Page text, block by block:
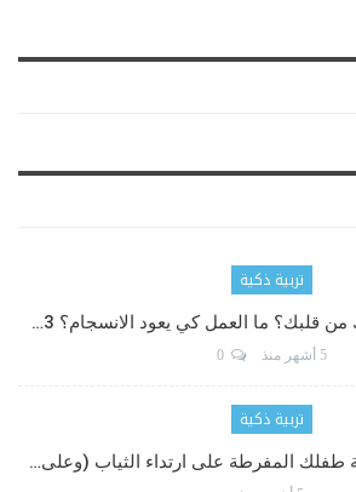
تربية ذكية
ما العمل كي يعود الانسجام؟ 3…
5 أشهر منذ 0
تربية ذكية
المفرطة على ارتداء الثياب (وعلى…